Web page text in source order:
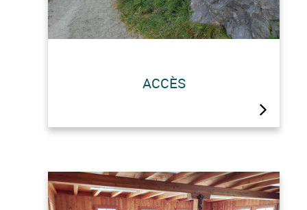
ACCÈS
Point sécurité : Notre radio est